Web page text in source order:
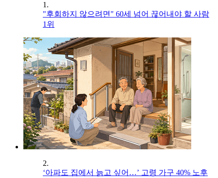
1.
"후회하지 않으려면" 60세 넘어 끊어내야 할 사람
1위
2.
‘아파도 집에서 늙고 싶어…’ 고령 가구 40% 노후